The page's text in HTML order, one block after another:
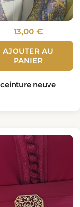
13,00 €
AJOUTER AU
PANIER
ceinture neuve